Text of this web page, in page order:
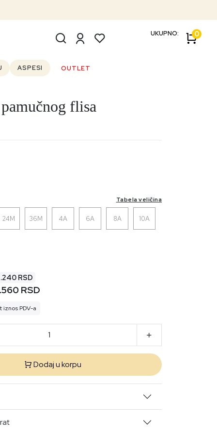
0
UKUPNO:
ASPESI OUTLET
flisa
Tabela veličina
24M 36M 4A 6A 8A 10A
RSD
RSD
iznos PDV-a
Dodaj u korpu